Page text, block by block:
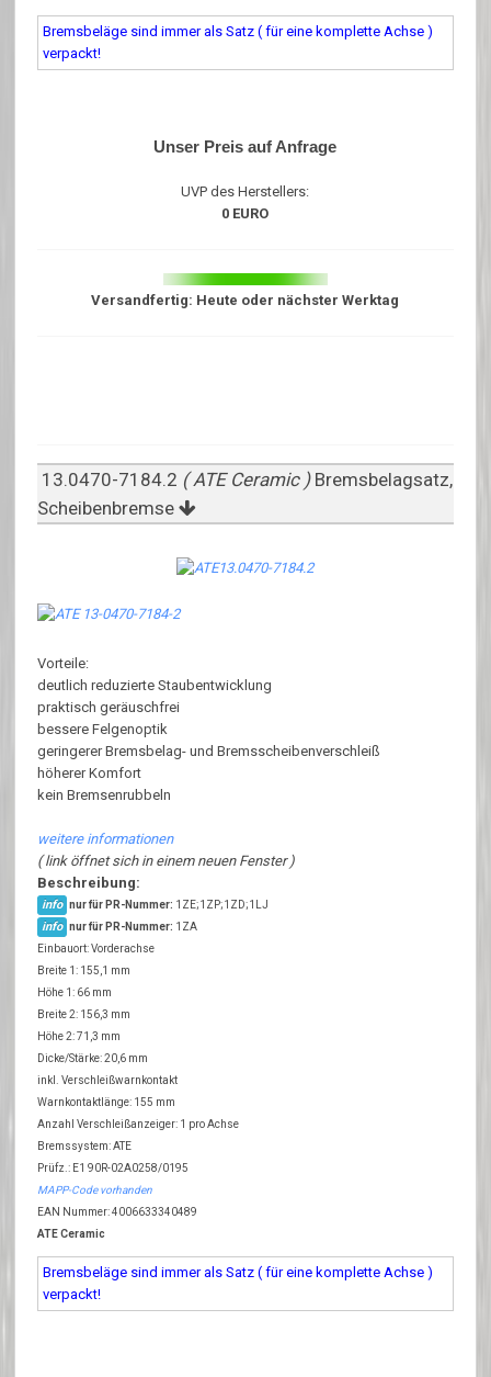
Bremsbeläge sind immer als Satz ( für eine komplette Achse )
verpackt!
Unser Preis auf Anfrage
UVP des Herstellers:
0 EURO
Versandfertig: Heute oder nächster Werktag
13.0470-7184.2 ( ATE Ceramic ) Bremsbelagsatz,
Scheibenbremse
Vorteile:
deutlich reduzierte Staubentwicklung
praktisch geräuschfrei
bessere Felgenoptik
geringerer Bremsbelag- und Bremsscheibenverschleiß
höherer Komfort
kein Bremsenrubbeln
weitere informationen
( link öffnet sich in einem neuen Fenster )
Beschreibung:
info nur für PR-Nummer: 1ZE;1ZP;1ZD;1LJ
info nur für PR-Nummer: 1ZA
Einbauort: Vorderachse
Breite 1: 155,1 mm
Höhe 1: 66 mm
Breite 2: 156,3 mm
Höhe 2: 71,3 mm
Dicke/Stärke: 20,6 mm
inkl. Verschleißwarnkontakt
Warnkontaktlänge: 155 mm
Anzahl Verschleißanzeiger: 1 pro Achse
Bremssystem: ATE
Prüfz.: E1 90R-02A0258/0195
MAPP-Code vorhanden
EAN Nummer: 4006633340489
ATE Ceramic
Bremsbeläge sind immer als Satz ( für eine komplette Achse )
verpackt!